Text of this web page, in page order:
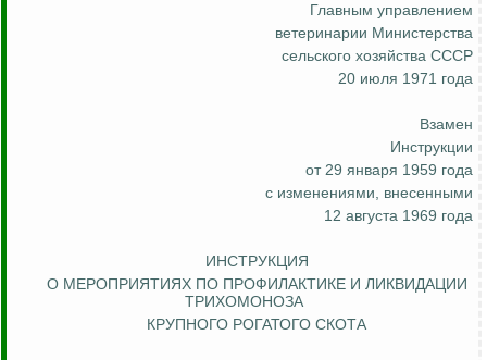
Главным управлением
ветеринарии Министерства
сельского хозяйства СССР
20 июля 1971 года
Взамен
Инструкции
от 29 января 1959 года
с изменениями, внесенными
12 августа 1969 года
ИНСТРУКЦИЯ
О МЕРОПРИЯТИЯХ ПО ПРОФИЛАКТИКЕ И ЛИКВИДАЦИИ
ТРИХОМОНОЗА
КРУПНОГО РОГАТОГО СКОТА